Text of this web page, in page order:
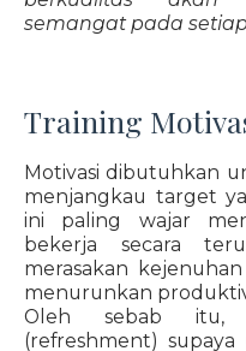
semangat pada
Training
Motivasi dibutuhkan
menjangkau target
ini paling wajar
bekerja secara
merasakan
menurunkan
Oleh sebab itu,
(refreshment)